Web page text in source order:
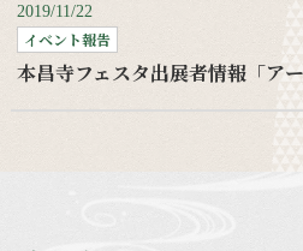
2019/11/22
イベント報告